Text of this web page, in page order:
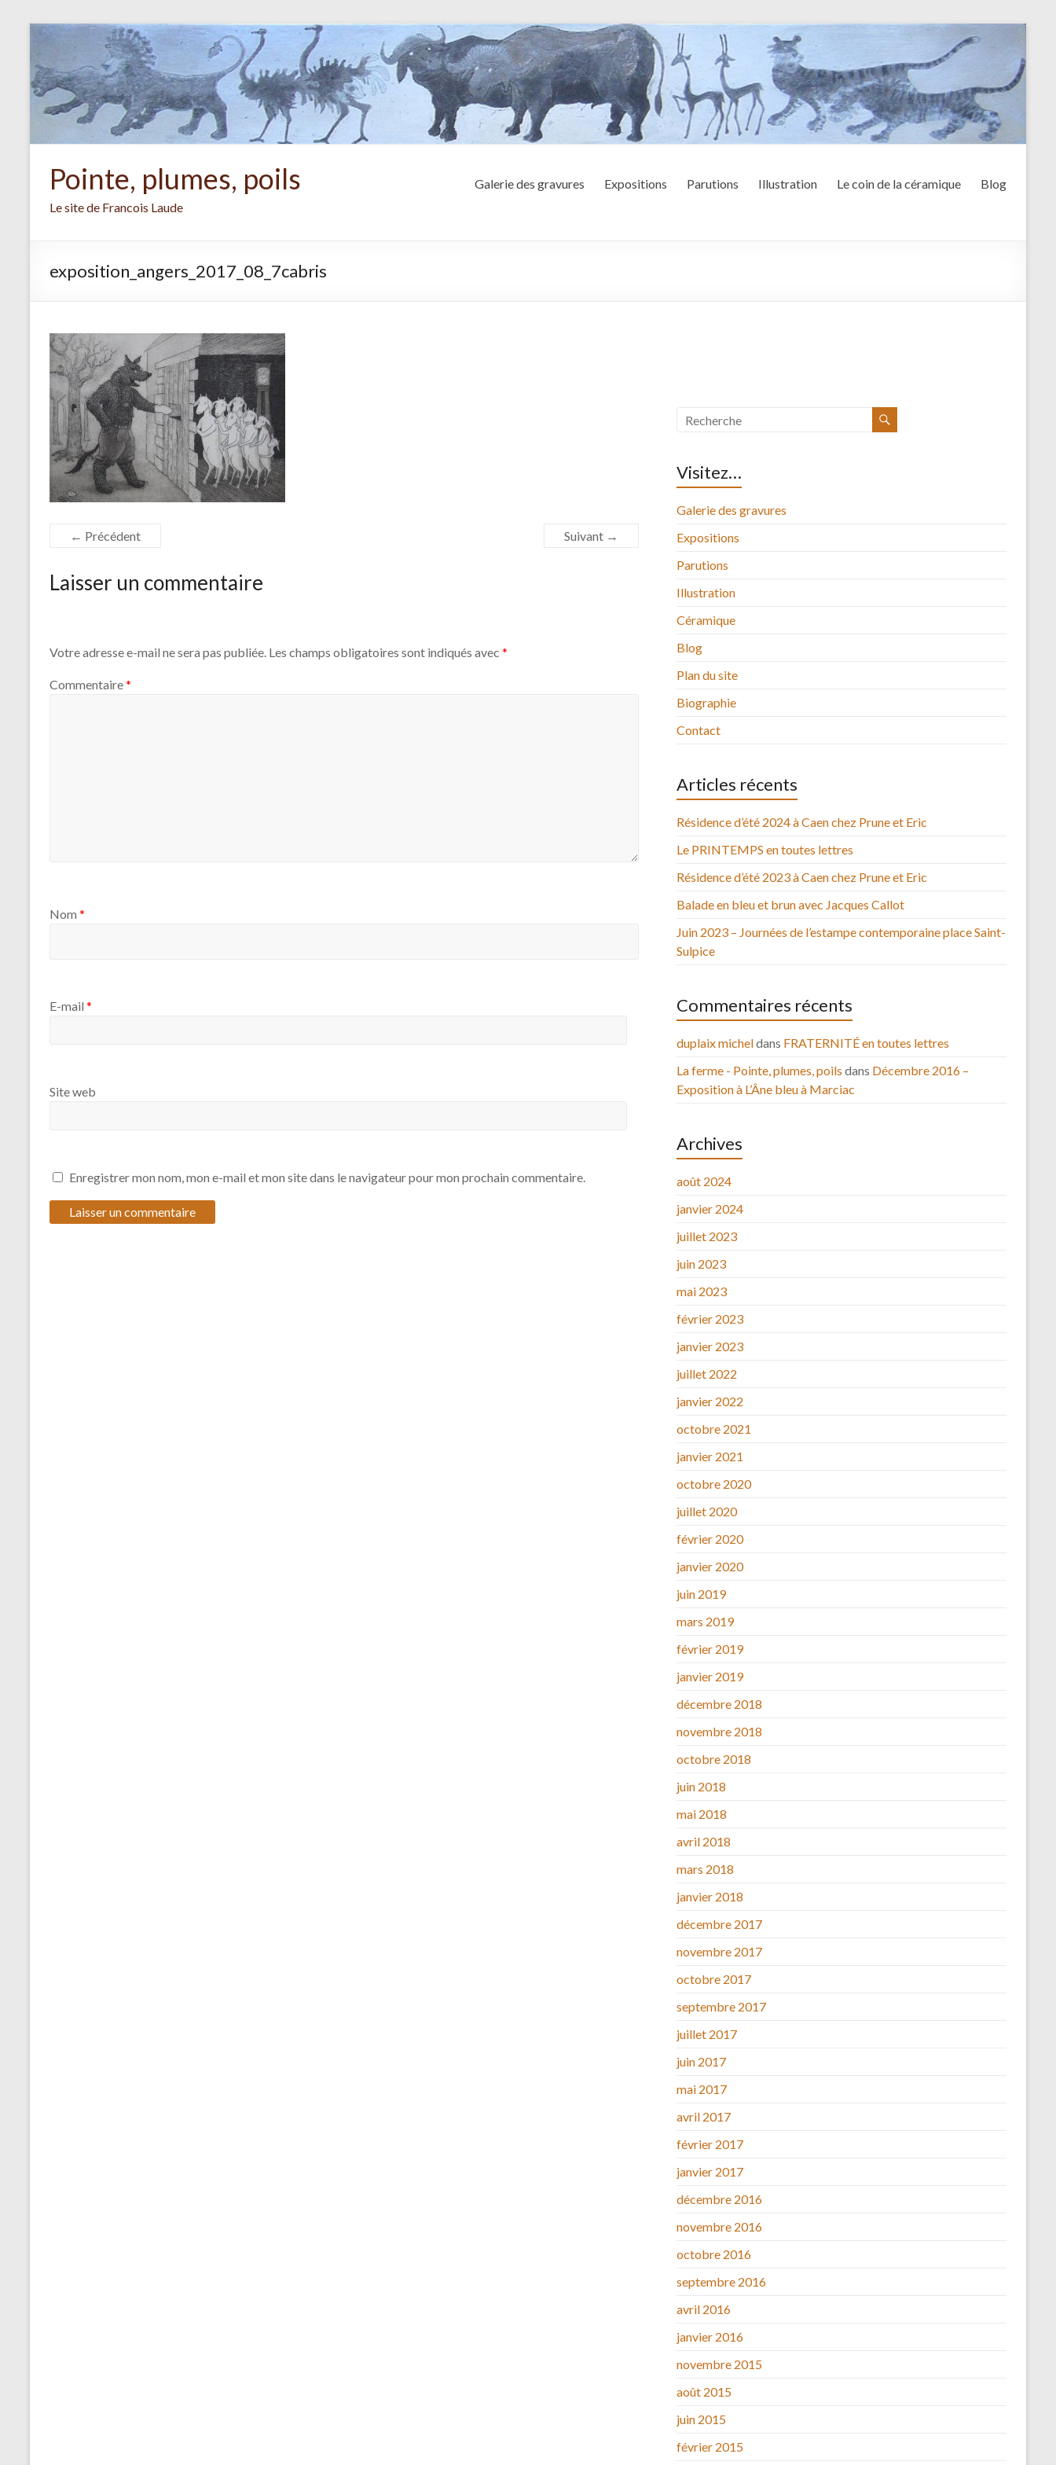
Aller
contenu
Pointe, plumes, poils
Le site de Francois Laude
Galerie des gravures Expositions Parutions Illustration Le coin de la céramique Blog
exposition_angers_2017_08_7cabris
← Précédent Suivant →
Laisser un commentaire
Votre adresse e-mail ne sera pas publiée. Les champs obligatoires sont indiqués avec *
Commentaire*
Nom *
E-mail *
Site web
Enregistrer mon nom, mon e-mail et mon site dans le navigateur pour mon prochain commentaire.
Visitez…
Galerie des gravures
Expositions
Parutions
Illustration
Céramique
Blog
Plan du site
Biographie
Contact
Articles récents
Résidence d’été 2024 à Caen chez Prune et Eric
Le PRINTEMPS en toutes lettres
Résidence d’été 2023 à Caen chez Prune et Eric
Balade en bleu et brun avec Jacques Callot
Juin 2023 – Journées de l’estampe contemporaine place Saint-
Sulpice
Commentaires récents
duplaix micheldans FRATERNITÉ en toutes lettres
La ferme - Pointe, plumes, poils dans Décembre 2016 –
Exposition à L’Âne bleu à Marciac
Archives
août 2024
janvier 2024
juillet 2023
juin 2023
mai 2023
février 2023
janvier 2023
juillet 2022
janvier 2022
octobre 2021
janvier 2021
octobre 2020
juillet 2020
février 2020
janvier 2020
juin 2019
mars 2019
février 2019
janvier 2019
décembre 2018
novembre 2018
octobre 2018
juin 2018
mai 2018
avril 2018
mars 2018
janvier 2018
décembre 2017
novembre 2017
octobre 2017
septembre 2017
juillet 2017
juin 2017
mai 2017
avril 2017
février 2017
janvier 2017
décembre 2016
novembre 2016
octobre 2016
septembre 2016
avril 2016
janvier 2016
novembre 2015
août 2015
juin 2015
février 2015